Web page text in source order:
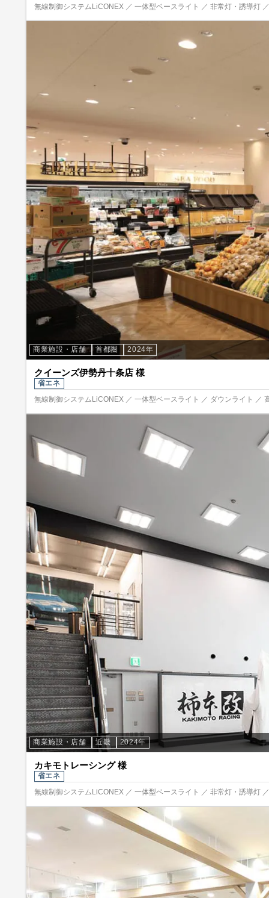
無線制御システムLiCONEX ／ 一体型ベースライト ／ 非常灯・誘導灯
商業施設・店舗 首都圏 2024年
クイーンズ伊勢丹十条店 様
省エネ
無線制御システムLiCONEX ／ 一体型ベースライト ／ ダウンライト ／
商業施設・店舗 近畿 2024年
カキモトレーシング 様
省エネ
無線制御システムLiCONEX ／ 一体型ベースライト ／ 非常灯・誘導灯